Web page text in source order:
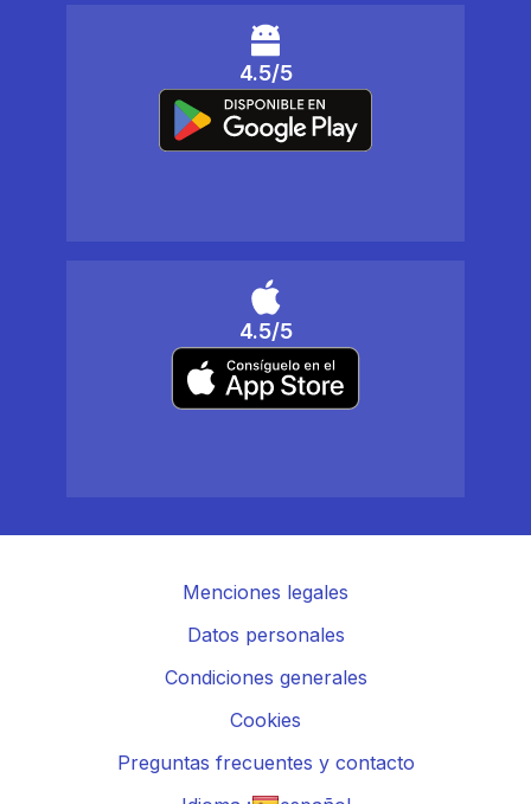
4.5/5
4.5/5
Menciones legales
Datos personales
Condiciones generales
Cookies
Preguntas frecuentes y contacto